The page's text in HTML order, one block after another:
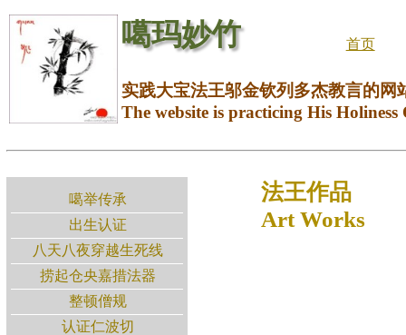
噶玛妙竹 首页
实践大宝法王邬金钦列多杰教言的网
The website is practicing His
噶举传承
出生认证
八天八夜穿越生死线
捞起仓央嘉措法器
整顿僧规
认证仁波切
法王作品
Art Works